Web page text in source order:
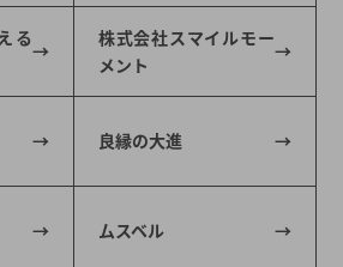
る
株式会社スマイルモー
メント
良縁の大進
ムスベル